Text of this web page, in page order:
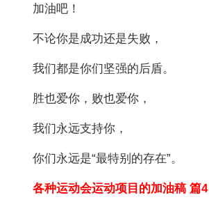
加油吧！
不论你是成功还是失败，
我们都是你们坚强的后盾。
胜也爱你，败也爱你，
我们永远支持你，
你们永远是“最特别的存在”。
各种运动会运动项目的加油稿 篇4